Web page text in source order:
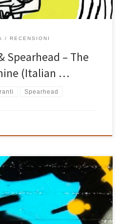
RECENSIONI
Spearhead – The
(Italian …
Spearhead
in una sua bella canzone di
calore di questi giorni d’agosto
estiva, leggera e allegra. Le